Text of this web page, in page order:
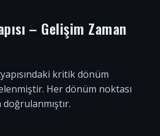
– Gelişim Zaman
kritik dönüm
Her dönüm noktası
doğrulanmıştır.